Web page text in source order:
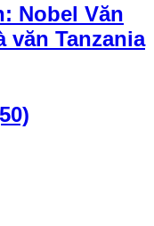
Nobel Văn
văn Tanzania